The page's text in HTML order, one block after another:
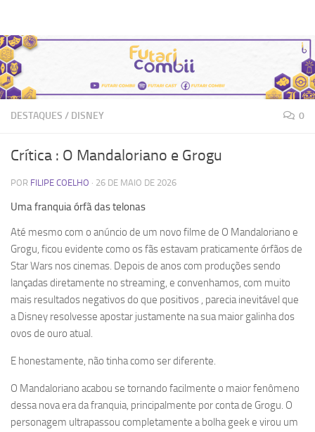
DESTAQUES / DISNEY 0
Crítica : O Mandaloriano e Grogu
POR FILIPE COELHO · 26 DE MAIO DE 2026
Uma franquia órfã das telonas
Até mesmo com o anúncio de um novo filme de O Mandaloriano e
Grogu, ficou evidente como os fãs estavam praticamente órfãos de
Star Wars nos cinemas. Depois de anos com produções sendo
lançadas diretamente no streaming, e convenhamos, com muito
mais resultados negativos do que positivos , parecia inevitável que
a Disney resolvesse apostar justamente na sua maior galinha dos
ovos de ouro atual.
E honestamente, não tinha como ser diferente.
O Mandaloriano acabou se tornando facilmente o maior fenômeno
dessa nova era da franquia, principalmente por conta de Grogu. O
personagem ultrapassou completamente a bolha geek e virou um